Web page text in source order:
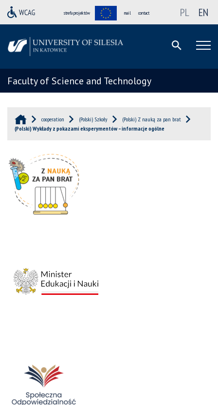
strefa projektów mail contact PL EN
Faculty of Science and Technology
cooperation (Polski) Szkoły
(Polski) Z nauką za pan brat
(Polski) Wykłady z pokazami eksperymentów – informacje ogólne